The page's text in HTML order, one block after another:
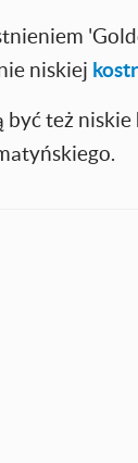
niskiej
być też niskie